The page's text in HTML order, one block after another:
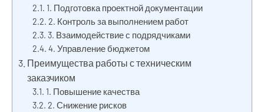
1. Подготовка проектной документации
2. Контроль за выполнением работ
3. Взаимодействие с подрядчиками
4. Управление бюджетом
Преимущества работы с техническим
заказчиком
1. Повышение качества
2. Снижение рисков